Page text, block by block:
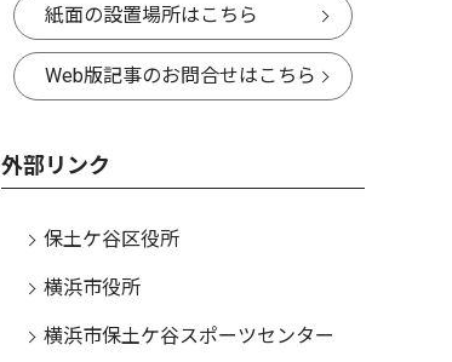
紙面の設置場所はこちら
Web版記事のお問合せはこちら
外部リンク
保土ケ谷区役所
横浜市役所
横浜市保土ケ谷スポーツセンター